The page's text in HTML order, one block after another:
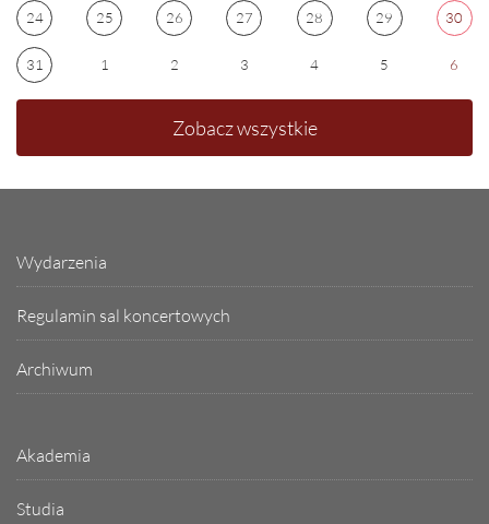
24 25 26 27 28 29 30
31 1 2 3 4 5 6
Zobacz wszystkie
Wydarzenia
Regulamin sal koncertowych
Archiwum
Akademia
Studia